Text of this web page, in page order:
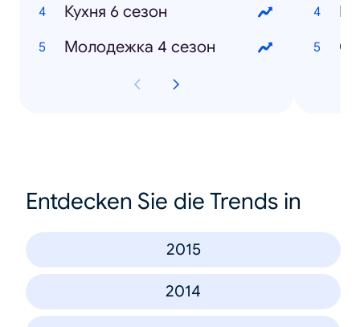
Кухня 6 сезон
Молодежка 4 сезон
Entdecken Sie die Trends in
2015
2014